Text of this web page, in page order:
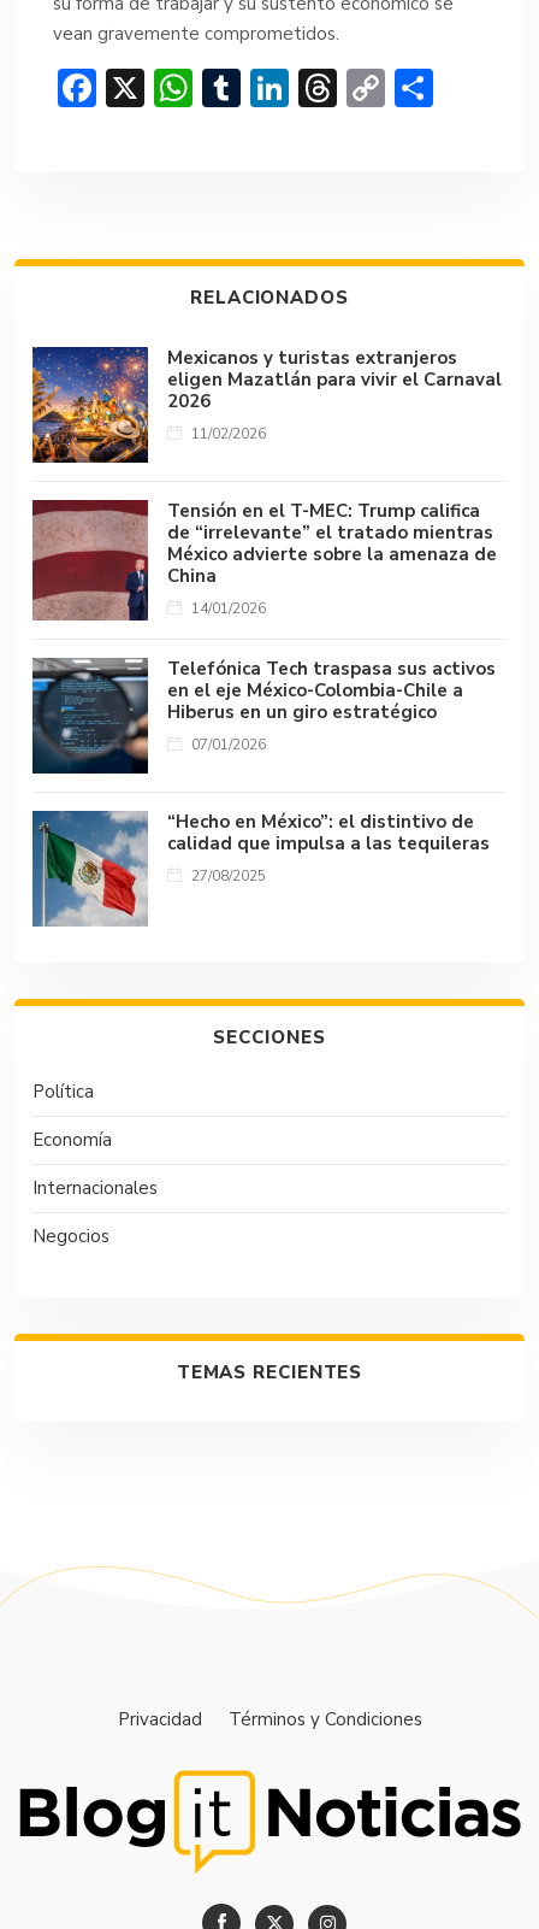
vean gravemente comprometidos.
F
ok
X W
p
p
T Li T
s
C
n tir
RELACIONADOS
Mexicanos y turistas extranjeros
eligen Mazatlán para vivir el Carnaval
2026
11/02/2026
Tensión en el T-MEC: Trump califica
de “irrelevante” el tratado mientras
México advierte sobre la amenaza de
China
14/01/2026
Telefónica Tech traspasa sus activos
en el eje México-Colombia-Chile a
Hiberus en un giro estratégico
07/01/2026
“Hecho en México”: el distintivo de
calidad que impulsa a las tequileras
27/08/2025
SECCIONES
Política
Economía
Internacionales
Negocios
TEMAS RECIENTES
Privacidad Términos y Condiciones